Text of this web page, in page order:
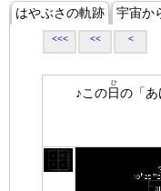
はやぶさの軌跡 宇宙か
<<< << <
♪この日
ひ
の「あ